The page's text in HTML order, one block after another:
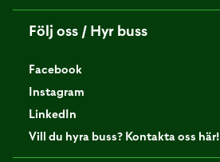
Följ oss / Hyr buss
Facebook
Instagram
LinkedIn
Vill du hyra buss? Kontakta oss här!